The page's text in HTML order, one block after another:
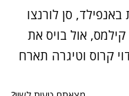
סן לורנצו
אול בויס את
קרוס וטיגרה תארח